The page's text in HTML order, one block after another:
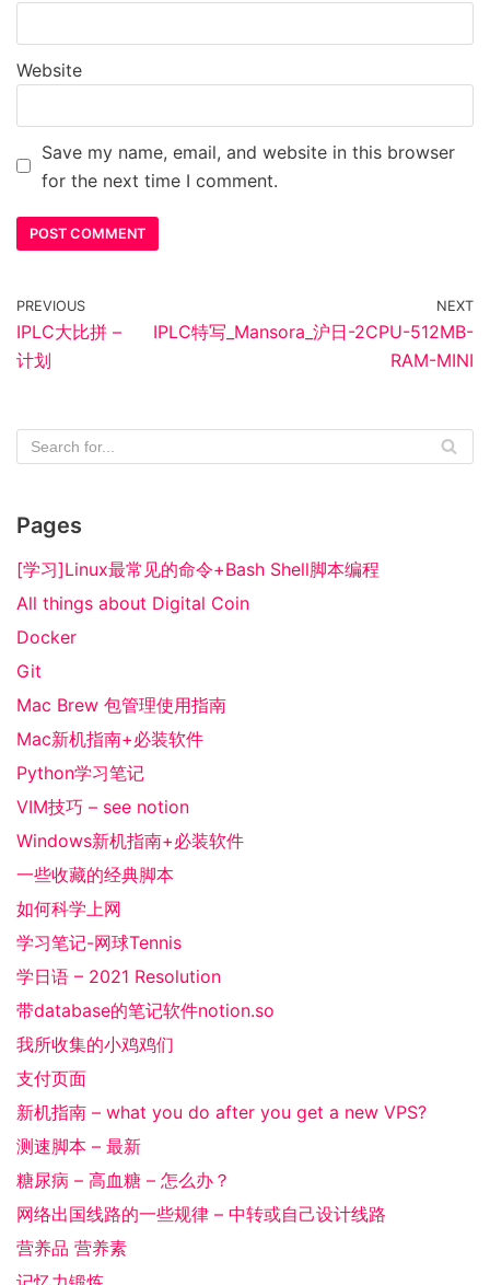
Website
Save my name, email, and website in this browser
for the next time I comment.
PREVIOUS
IPLC大比拼 –
计划
NEXT
IPLC特写_Mansora_沪日-2CPU-512MB-
RAM-MINI
Pages
[学习]Linux最常见的命令+Bash Shell脚本编程
All things about Digital Coin
Docker
Git
Mac Brew 包管理使用指南
Mac新机指南+必装软件
Python学习笔记
VIM技巧 – see notion
Windows新机指南+必装软件
一些收藏的经典脚本
如何科学上网
学习笔记-网球Tennis
学日语 – 2021 Resolution
带database的笔记软件notion.so
我所收集的小鸡鸡们
支付页面
新机指南 – what you do after you get a new VPS?
测速脚本 – 最新
糖尿病 – 高血糖 – 怎么办？
网络出国线路的一些规律 – 中转或自己设计线路
营养品 营养素